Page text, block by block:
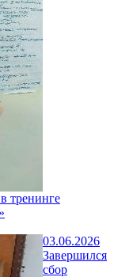
тренинге
03.06.2026
Завершился
сбор